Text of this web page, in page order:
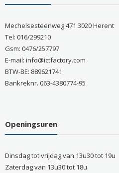
Mechelsesteenweg 471 3020 Herent
Tel: 016/299210
Gsm: 0476/257797
E-mail: info@ictfactory.com
BTW-BE: 889621741
Bankreknr. 063-4380774-95
Openingsuren
Dinsdag tot vrijdag van 13u30 tot 19u
Zaterdag van 13u30 tot 18u